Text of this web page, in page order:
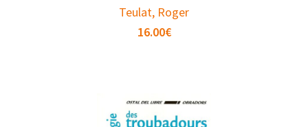
Teulat, Roger
16.00€